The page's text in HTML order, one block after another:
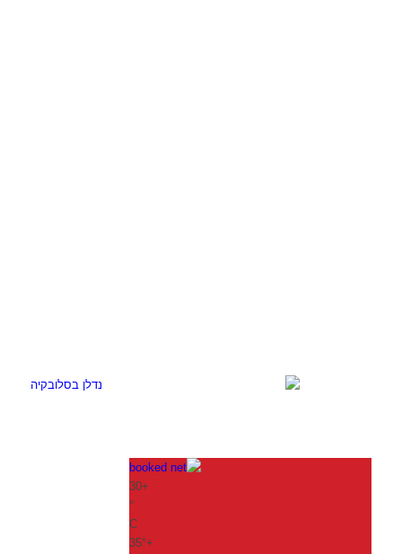
+
30
°
C
+
35°